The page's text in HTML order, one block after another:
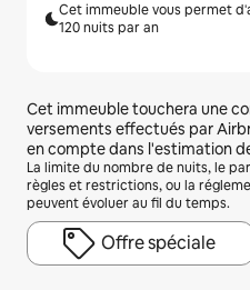
Cet immeuble vous permet
120 nuits par an
Cet immeuble touchera une
versements effectués par
en compte dans l'estimation
La limite du nombre de nuits, le
règles et restrictions, ou la
peuvent évoluer au fil du temps.
Offre spéciale